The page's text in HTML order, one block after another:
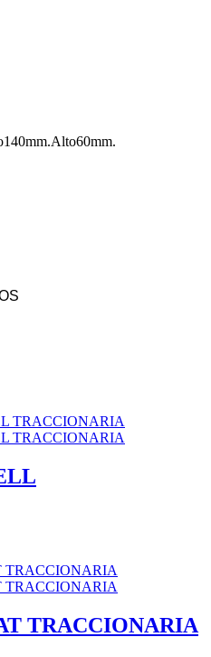
TRACCIONARIA